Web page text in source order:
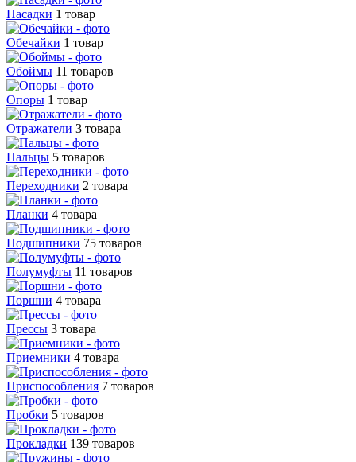
Насадки 1 товар
Обечайки 1 товар
Обоймы 11 товаров
Опоры 1 товар
Отражатели 3 товара
Пальцы 5 товаров
Переходники 2 товара
Планки 4 товара
Подшипники 75 товаров
Полумуфты 11 товаров
Поршни 4 товара
Прессы 3 товара
Приемники 4 товара
Приспособления 7 товаров
Пробки 5 товаров
Прокладки 139 товаров